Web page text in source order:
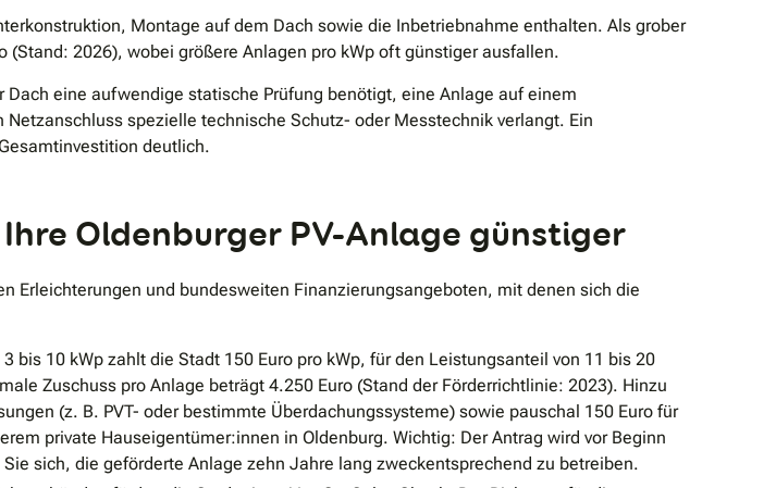
Montage auf dem Dach sowie die Inbetriebnahme enthalten. Als grober
2026), wobei größere Anlagen pro kWp oft günstiger ausfallen.
eine aufwendige statische Prüfung benötigt, eine Anlage auf einem
spezielle technische Schutz- oder Messtechnik verlangt. Ein
deutlich.
Oldenburger PV-Anlage günstiger
Erleichterungen und bundesweiten Finanzierungsangeboten, mit denen sich die
3 bis 10 kWp zahlt die Stadt 150 Euro pro kWp, für den Leistungsanteil von 11 bis 20
Zuschuss pro Anlage beträgt 4.250 Euro (Stand der Förderrichtlinie: 2023). Hinzu
(z. B. PVT- oder bestimmte Überdachungssysteme) sowie pauschal 150 Euro für
private Hauseigentümer:innen in Oldenburg. Wichtig: Der Antrag wird vor Beginn
sich, die geförderte Anlage zehn Jahre lang zweckentsprechend zu betreiben.